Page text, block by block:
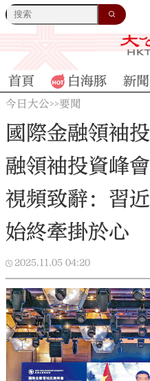
首頁 白海豚 新聞
今日大公>>要聞
國際金融領袖
融領袖投資峰
視頻致辭：習
始終牽掛於心
2025.11.05 04:20